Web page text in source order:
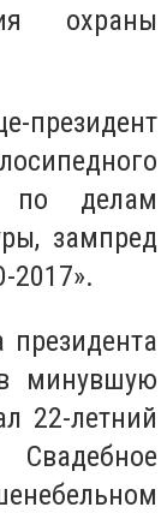
охраны
президент
по делам
зампред
2017».
22-летний